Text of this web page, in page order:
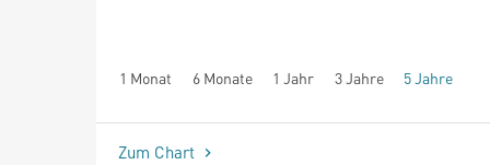
1 Monat 6 Monate 1 Jahr 3 Jahre 5 Jahre
seit Beginn
Zum Chart